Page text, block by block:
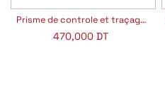
Prisme de controle et traçage 4 entailles
470,000DT